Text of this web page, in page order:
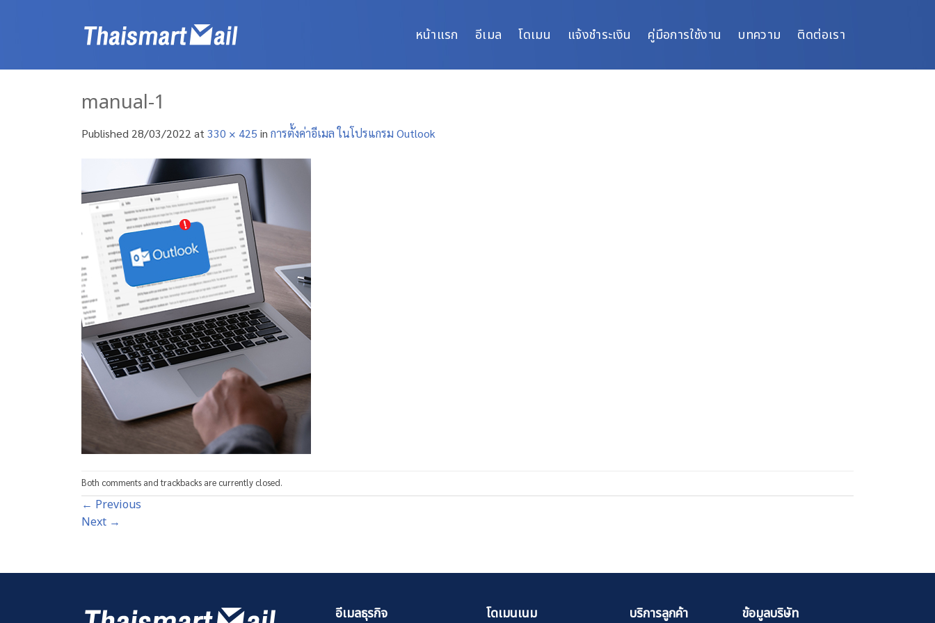
หน้าแรก อีเมล โดเมน แจ้งชำระเงิน คู่มือการใช้งาน บทความ ติดต่อเรา
manual-1
Published 28/03/2022 at 330 × 425 in การตั้งค่าอีเมล ในโปรแกรม Outlook
Both comments and trackbacks are currently closed.
← Previous
Next →
อีเมลธุรกิจ โดเมนเนม บริการลูกค้า ข้อมูลบริษัท